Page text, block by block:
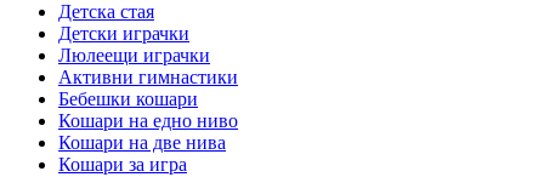
Детска стая
Детски играчки
Люлеещи играчки
Активни гимнастики
Бебешки кошари
Кошари на едно ниво
Кошари на две нива
Кошари за игра